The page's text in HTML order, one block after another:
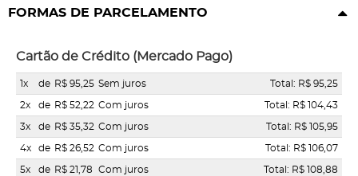
FORMAS DE PARCELAMENTO
Cartão de Crédito (Mercado Pago)
1x de R$ 95,25 Sem juros Total: R$ 95,25
2x de R$ 52,22 Com juros Total: R$ 104,43
3x de R$ 35,32 Com juros Total: R$ 105,95
4x de R$ 26,52 Com juros Total: R$ 106,07
5x de R$ 21,78 Com juros Total: R$ 108,88